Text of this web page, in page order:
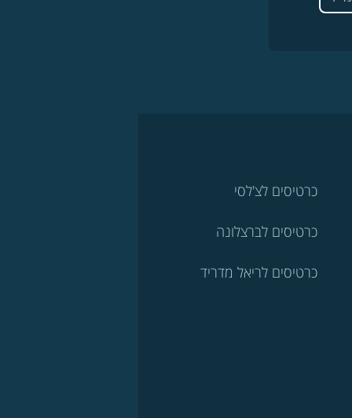
כרטיסים לצ'לסי
כרטיסים לברצלונה
כרטיסים לריאל מדריד